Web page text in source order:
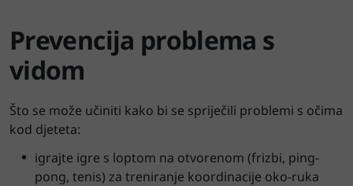
Prevencija problema s
vidom
Što se može učiniti kako bi se spriječili problemi s očima
kod djeteta:
igrajte igre s loptom na otvorenom (frizbi, ping-
pong, tenis) za treniranje koordinacije oko-ruka